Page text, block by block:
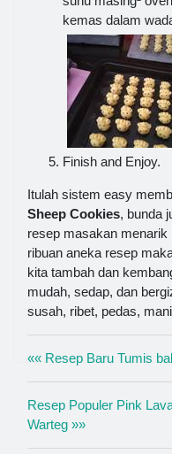
kemas dalam
Finish and Enjoy.
Itulah sistem easy
Sheep Cookies, bunda
resep masakan
ribuan aneka resep
kita tambah dan
mudah, sedap, dan
susah, ribet, pedas,
«« Resep Baru Tumis
Resep Populer Pink
Warteg »»